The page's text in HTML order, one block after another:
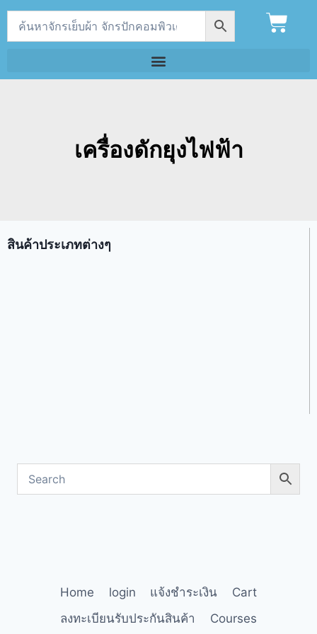
เครื่องดักยุงไฟฟ้า
สินค้าประเภทต่างๆ
Home login แจ้งชำระเงิน
Cart
ลงทะเบียนรับประกันสินค้า
Courses